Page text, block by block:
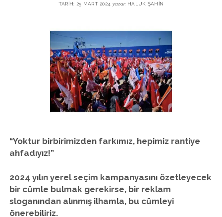
BABIALI’DE CINAYET
MED 532 SPRING ‘25
YAZMADAN EDEMEDIM
HABERLER / NEWS
twitterfacebookinstagram
TARIH: 25 MART 2024 yazar:HALUK ŞAHIN
“Yoktur birbirimizden farkımız, hepimiz rantiye
ahfadıyız!”
2024 yılın yerel seçim kampanyasını özetleyecek
bir cümle bulmak gerekirse, bir reklam
sloganından alınmış ilhamla, bu cümleyi
önerebiliriz.